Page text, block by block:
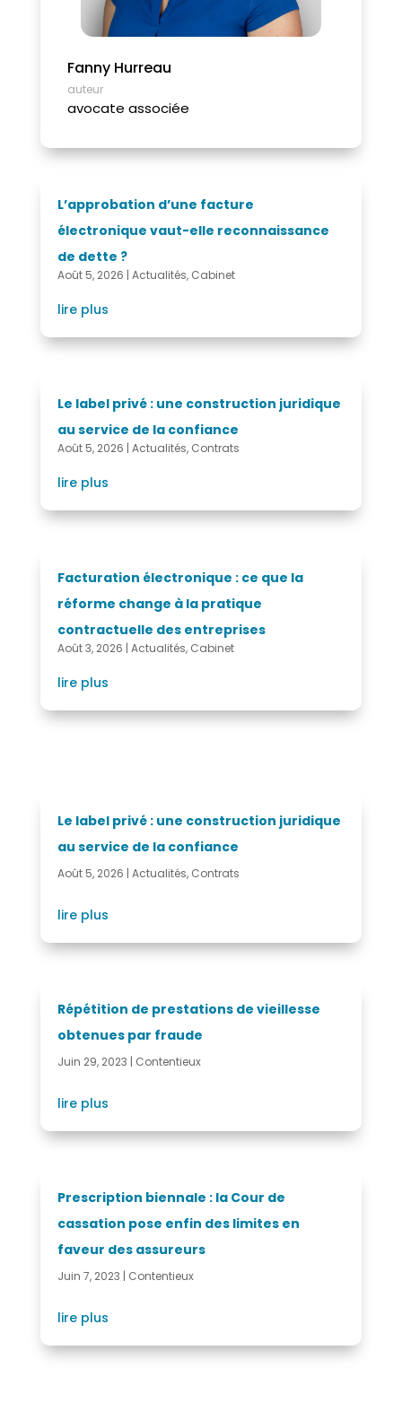
Fanny Hurreau
auteur
avocate associée
L’approbation d’une facture
électronique vaut-elle reconnaissance
de dette ?
Août 5, 2026 | Actualités, Cabinet
lire plus
Le label privé : une construction juridique
au service de la confiance
Août 5, 2026 Actualités, Contrats
lire plus
Facturation électronique : ce que la
réforme change à la pratique
contractuelle des entreprises
Août 3, 2026 | Actualités, Cabinet
lire plus
Le label privé : une construction juridique
au service de la confiance
Août 5, 2026 | Actualités, Contrats
lire plus
Répétition de prestations de vieillesse
obtenues par fraude
Juin 29, 2023 | Contentieux
lire plus
Prescription biennale : la Cour de
cassation pose enfin des limites en
faveur des assureurs
Juin 7, 2023 | Contentieux
lire plus